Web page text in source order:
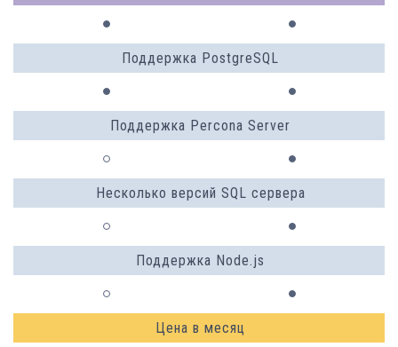
Поддержка PostgreSQL
Поддержка Percona Server
Несколько версий SQL сервера
Поддержка Node.js
Цена в месяц